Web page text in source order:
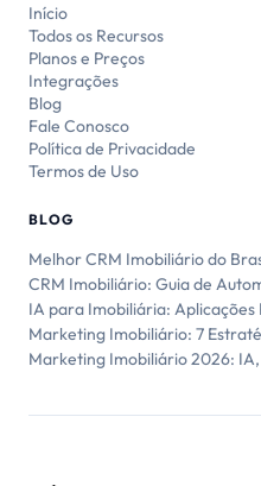
Início
Todos os Recursos
Planos e Preços
Integrações
Blog
Fale Conosco
Política de Privacidade
Termos de Uso
BLOG
Melhor CRM Imobiliário do
CRM Imobiliário: Guia de
IA para Imobiliária:
Marketing Imobiliário: 7
Marketing Imobiliário 2026: